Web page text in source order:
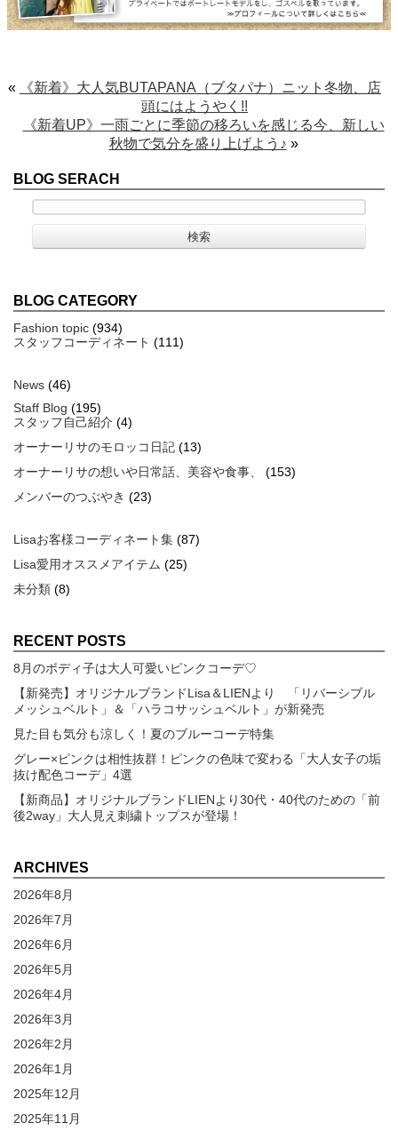
«
《新着》大人気BUTAPANA（ブタパナ）ニット冬物、店
頭にはようやく!!
《新着UP》一雨ごとに季節の移ろいを感じる今、新しい
秋物で気分を盛り上げよう♪ »
BLOG SERACH
BLOG CATEGORY
Fashion topic (934)
スタッフコーディネート (111)
News (46)
Staff Blog (195)
スタッフ自己紹介 (4)
オーナーリサのモロッコ日記 (13)
オーナーリサの想いや日常話、美容や食事、
(153)
メンバーのつぶやき (23)
Lisaお客様コーディネート集 (87)
Lisa愛用オススメアイテム (25)
未分類 (8)
RECENT POSTS
8月のボディ子は大人可愛いピンクコーデ♡
【新発売】オリジナルブランドLisa＆LIENより 「リバーシブル
メッシュベルト」＆「ハラコサッシュベルト」が新発売
見た目も気分も涼しく！夏のブルーコーデ特集
グレー×ピンクは相性抜群！ピンクの色味で変わる「大人女子の垢
抜け配色コーデ」4選
【新商品】オリジナルブランドLIENより30代・40代のための「前
後2way」大人見え刺繍トップスが登場！
ARCHIVES
2026年8月
2026年7月
2026年6月
2026年5月
2026年4月
2026年3月
2026年2月
2026年1月
2025年12月
2025年11月